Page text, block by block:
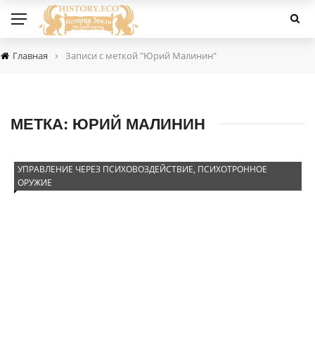
Главная › Записи с меткой "Юрий Малинин"
МЕТКА: ЮРИЙ МАЛИНИН
УПРАВЛЕНИЕ ЧЕРЕЗ ПСИХОВОЗДЕЙСТВИЕ, ПСИХОТРОННОЕ
ОРУЖИЕ